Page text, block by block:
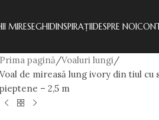
MIRESEGHIDINSPIRAȚIIDESPRE NOI
Prima pagină Voaluri lungi
Voal de mireasă lung ivory din tiul
pieptene – 2,5 m